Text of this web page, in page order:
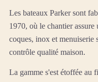
Les bateaux Parker sont
1970, où le chantier
coques, inox et menuiserie
contrôle qualité maison.
La gamme s'est étoffée au